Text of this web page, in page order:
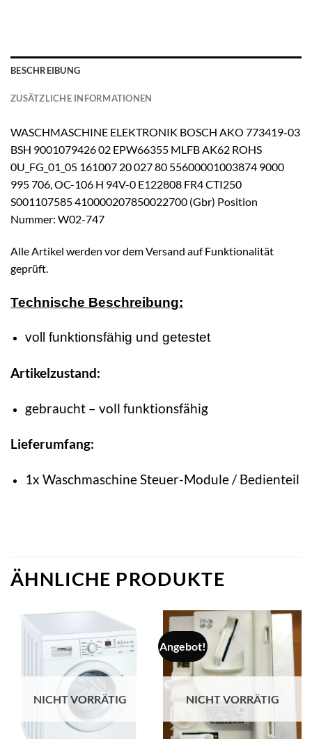
BESCHREIBUNG
ZUSÄTZLICHE INFORMATIONEN
WASCHMASCHINE ELEKTRONIK BOSCH AKO 773419-03
BSH 9001079426 02 EPW66355 MLFB AK62 ROHS
0U_FG_01_05 161007 20 027 80 55600001003874 9000
995 706, OC-106 H 94V-0 E122808 FR4 CTI250
S001107585 410000207850022700 (Gbr) Position
Nummer: W02-747
Alle Artikel werden vor dem Versand auf Funktionalität
geprüft.
Technische Beschreibung:
voll funktionsfähig und getestet
Artikelzustand:
gebraucht – voll funktionsfähig
Lieferumfang:
1x Waschmaschine Steuer-Module / Bedienteil
ÄHNLICHE PRODUKTE
NICHT VORRÄTIG
Angebot!
NICHT VORRÄTIG